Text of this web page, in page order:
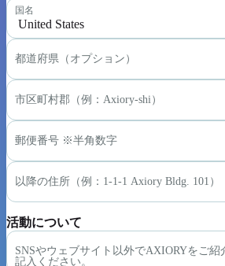
国名
都道府県（オプション）
市区町村郡（例：Axiory-shi）
郵便番号 ※半角数字
以降の住所（例：1-1-1 Axiory Bldg. 101）
活動について
SNSやウェブサイト以外でAXIORYをご
記入ください。